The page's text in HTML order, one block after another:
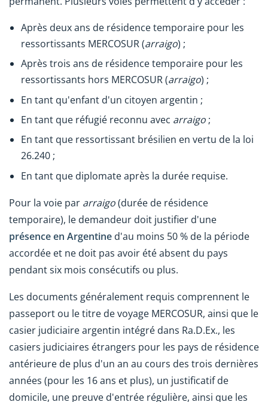
Après deux ans de résidence temporaire pour les
ressortissants MERCOSUR (arraigo) ;
Après trois ans de résidence temporaire pour les
ressortissants hors MERCOSUR (arraigo) ;
En tant qu'enfant d'un citoyen argentin ;
En tant que réfugié reconnu avec arraigo ;
En tant que ressortissant brésilien en vertu de la loi
26.240 ;
En tant que diplomate après la durée requise.
Pour la voie par arraigo(durée de résidence
temporaire), le demandeur doit justifier d'une
présence en Argentine d'au moins 50 % de la période
accordée et ne doit pas avoir été absent du pays
pendant six mois consécutifs ou plus.
Les documents généralement requis comprennent le
passeport ou le titre de voyage MERCOSUR, ainsi que le
casier judiciaire argentin intégré dans Ra.D.Ex., les
casiers judiciaires étrangers pour les pays de résidence
antérieure de plus d'un an au cours des trois dernières
années (pour les 16 ans et plus), un justificatif de
domicile, une preuve d'entrée régulière, ainsi que les